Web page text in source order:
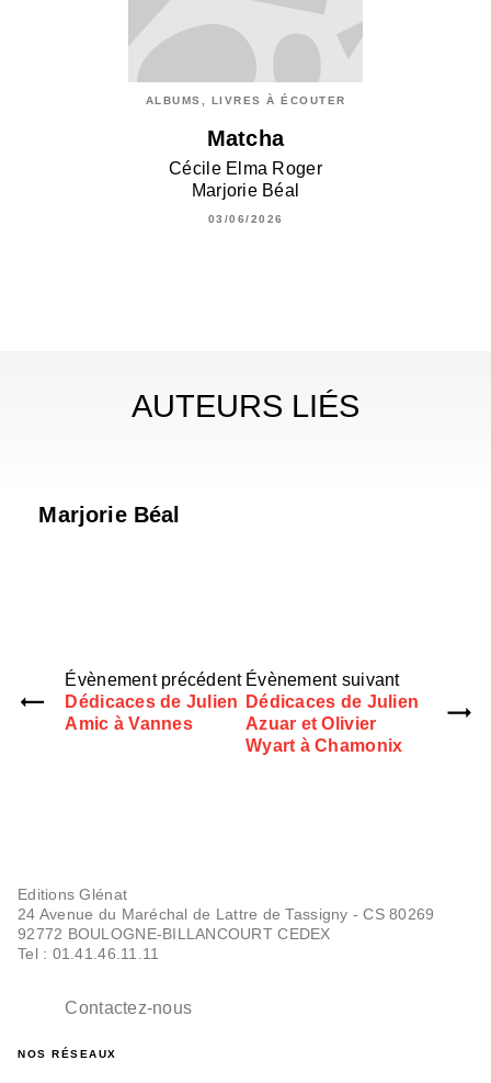
ALBUMS, LIVRES À ÉCOUTER
Matcha
Cécile Elma Roger
Marjorie Béal
03/06/2026
AUTEURS LIÉS
Marjorie Béal
Évènement précédent
Dédicaces de Julien
Amic à Vannes
Évènement suivant
Dédicaces de Julien
Azuar et Olivier
Wyart à Chamonix
Editions Glénat
24 Avenue du Maréchal de Lattre de Tassigny - CS 80269
92772 BOULOGNE-BILLANCOURT CEDEX
Tel : 01.41.46.11.11
Contactez-nous
NOS RÉSEAUX